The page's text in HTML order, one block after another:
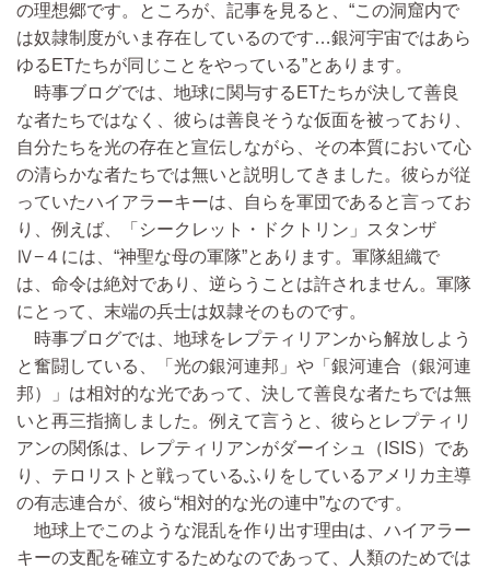
の理想郷です。ところが、記事を見ると、“この洞窟内で
は奴隷制度がいま存在しているのです…銀河宇宙ではあら
ゆるETたちが同じことをやっている”とあります。
時事ブログでは、地球に関与するETたちが決して善良
な者たちではなく、彼らは善良そうな仮面を被っており、
自分たちを光の存在と宣伝しながら、その本質において心
の清らかな者たちでは無いと説明してきました。彼らが従
っていたハイアラーキーは、自らを軍団であると言ってお
り、例えば、「シークレット・ドクトリン」スタンザ
Ⅳ−４には、“神聖な母の軍隊”とあります。軍隊組織で
は、命令は絶対であり、逆らうことは許されません。軍隊
にとって、末端の兵士は奴隷そのものです。
時事ブログでは、地球をレプティリアンから解放しよう
と奮闘している、「光の銀河連邦」や「銀河連合（銀河連
邦）」は相対的な光であって、決して善良な者たちでは無
いと再三指摘しました。例えて言うと、彼らとレプティリ
アンの関係は、レプティリアンがダーイシュ（ISIS）であ
り、テロリストと戦っているふりをしているアメリカ主導
の有志連合が、彼ら“相対的な光の連中”なのです。
地球上でこのような混乱を作り出す理由は、ハイアラー
キーの支配を確立するためなのであって、人類のためでは